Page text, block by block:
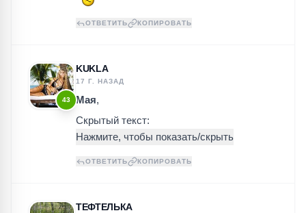
ОТВЕТИТЬ КОПИРОВАТЬ
43
KUKLA
17 Г. НАЗАД
Мая,
Скрытый текст:
ОТВЕТИТЬ КОПИРОВАТЬ
ТЕФТЕЛЬКА